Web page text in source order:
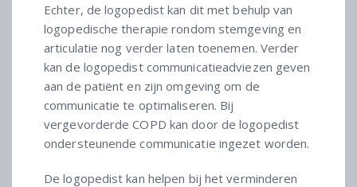
Echter, de logopedist kan dit met behulp van
logopedische therapie rondom stemgeving en
articulatie nog verder laten toenemen. Verder
kan de logopedist communicatieadviezen geven
aan de patiënt en zijn omgeving om de
communicatie te optimaliseren. Bij
vergevorderde COPD kan door de logopedist
ondersteunende communicatie ingezet worden.
De logopedist kan helpen bij het verminderen